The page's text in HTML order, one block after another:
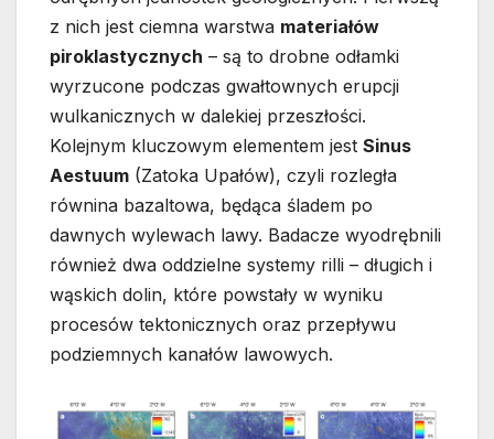
z nich jest ciemna warstwa materiałów
piroklastycznych – są to drobne odłamki
wyrzucone podczas gwałtownych erupcji
wulkanicznych w dalekiej przeszłości.
Kolejnym kluczowym elementem jest Sinus
Aestuum (Zatoka Upałów), czyli rozległa
równina bazaltowa, będąca śladem po
dawnych wylewach lawy. Badacze wyodrębnili
również dwa oddzielne systemy rilli – długich i
wąskich dolin, które powstały w wyniku
procesów tektonicznych oraz przepływu
podziemnych kanałów lawowych.